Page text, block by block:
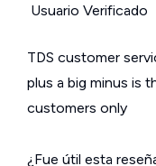
Usuario Verificado
TDS customer
plus a big minus is
customers only
¿Fue útil esta